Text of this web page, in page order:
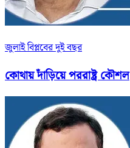
জুলাই বিপ্লবের দুই বছর
কোথায় দাঁড়িয়ে পররাষ্ট্র কৌশল